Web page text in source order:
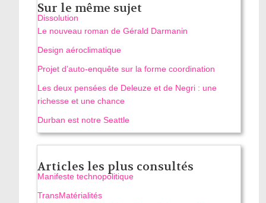
Sur le même sujet
Dissolution
Le nouveau roman de Gérald Darmanin
Design aéroclimatique
Projet d’auto-enquête sur la forme coordination
Les deux pensées de Deleuze et de Negri : une
richesse et une chance
Durban est notre Seattle
Articles les plus consultés
Manifeste technopolitique
TransMatérialités